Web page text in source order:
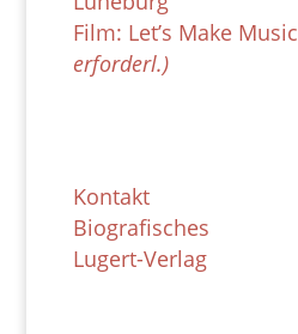
Film: Let’s Make Music
erforderl.)
Kontakt
Biografisches
Lugert-Verlag